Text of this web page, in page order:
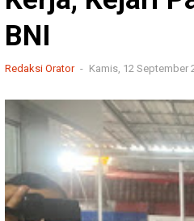
BNI
Redaksi Orator Kamis, 12 September